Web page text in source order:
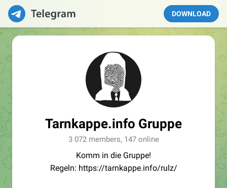
DOWNLOAD
Tarnkappe.info Gruppe
3 072 members, 147 online
Komm in die Gruppe!
Regeln: https://tarnkappe.info/rulz/